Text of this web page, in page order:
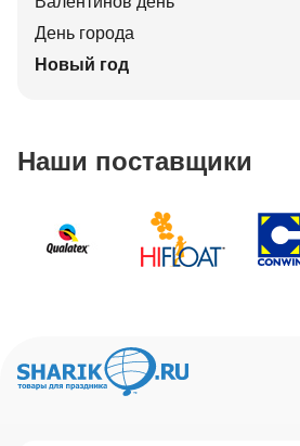
День города
Новый год
Наши поставщики